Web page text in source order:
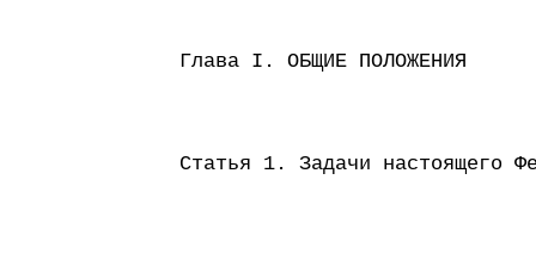
Глава I. ОБЩИЕ ПОЛОЖЕНИЯ
Статья 1. Задачи настоящего